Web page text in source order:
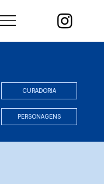
CURADORIA